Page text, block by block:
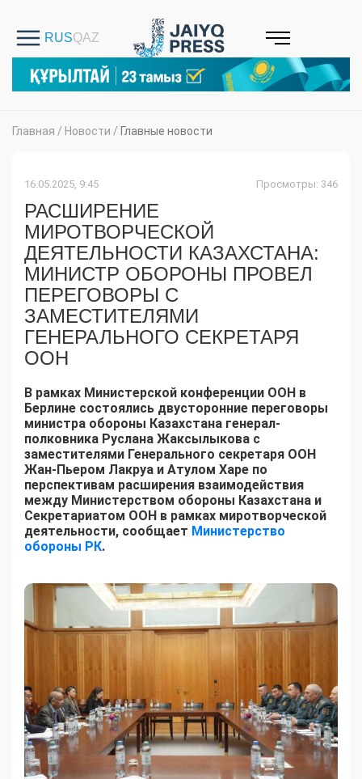
Главная / Новости / Главные новости
16.05.2025, 9:45 Просмотры: 346
РАСШИРЕНИЕ
МИРОТВОРЧЕСКОЙ
ДЕЯТЕЛЬНОСТИ КАЗАХСТАНА:
МИНИСТР ОБОРОНЫ ПРОВЕЛ
ПЕРЕГОВОРЫ С
ЗАМЕСТИТЕЛЯМИ
ГЕНЕРАЛЬНОГО СЕКРЕТАРЯ
ООН
В рамках Министерской конференции ООН в
Берлине состоялись двусторонние переговоры
министра обороны Казахстана генерал-
полковника Руслана Жаксылыкова с
заместителями Генерального секретаря ООН
Жан-Пьером Лакруа и Атулом Харе по
перспективам расширения взаимодействия
между Министерством обороны Казахстана и
Секретариатом ООН в рамках миротворческой
деятельности, сообщает Министерство
обороны РК.